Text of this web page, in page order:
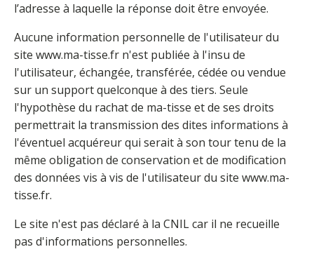
l’adresse à laquelle la réponse doit être envoyée.
Aucune information personnelle de l'utilisateur du
site www.ma-tisse.fr n'est publiée à l'insu de
l'utilisateur, échangée, transférée, cédée ou vendue
sur un support quelconque à des tiers. Seule
l'hypothèse du rachat de ma-tisse et de ses droits
permettrait la transmission des dites informations à
l'éventuel acquéreur qui serait à son tour tenu de la
même obligation de conservation et de modification
des données vis à vis de l'utilisateur du site www.ma-
tisse.fr.
Le site n'est pas déclaré à la CNIL car il ne recueille
pas d'informations personnelles.